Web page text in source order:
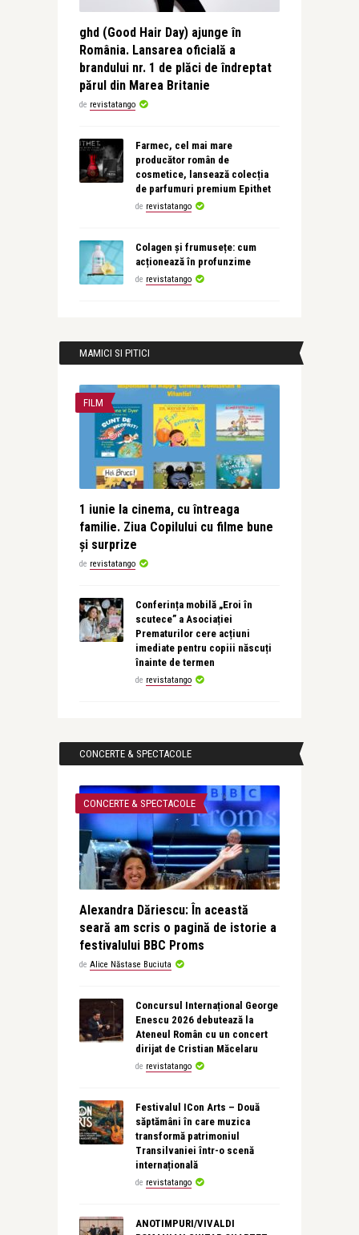
ghd (Good Hair Day) ajunge în
România. Lansarea oficială a
brandului nr. 1 de plăci de îndreptat
părul din Marea Britanie
de revistatango
Farmec, cel mai mare
producător român de
cosmetice, lansează colecția
de parfumuri premium Epithet
de revistatango
Colagen și frumusețe: cum
acționează în profunzime
de revistatango
MAMICI SI PITICI
FILM
1 iunie la cinema, cu întreaga
familie. Ziua Copilului cu filme bune
și surprize
de revistatango
Conferința mobilă „Eroi în
scutece” a Asociației
Prematurilor cere acțiuni
imediate pentru copiii născuți
înainte de termen
de revistatango
CONCERTE & SPECTACOLE
CONCERTE & SPECTACOLE
Alexandra Dăriescu: În această
seară am scris o pagină de istorie a
festivalului BBC Proms
de Alice Năstase Buciuta
Concursul Internațional George
Enescu 2026 debutează la
Ateneul Român cu un concert
dirijat de Cristian Măcelaru
de revistatango
Festivalul ICon Arts – Două
săptămâni în care muzica
transformă patrimoniul
Transilvaniei într-o scenă
internațională
de revistatango
ANOTIMPURI/VIVALDI